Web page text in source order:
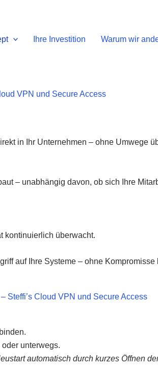
Ihre Investition Warum wir
VPN und Secure Access
in Ihr Unternehmen – ohne Umwege
– unabhängig davon, ob sich Ihre
kontinuierlich überwacht.
auf Ihre Systeme – ohne
Steffi’s Cloud VPN und Secure Access
unterwegs.
automatisch durch kurzes Öffnen